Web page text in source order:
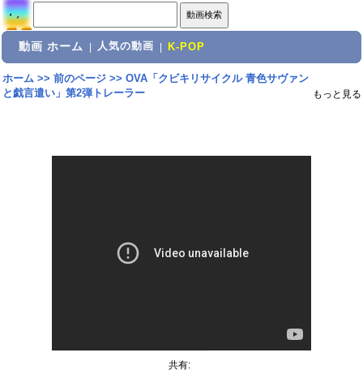
動画 ホーム 人気の動画 K-POP
ホーム>> 前のページ>> OVA「クビキリサイクル 青色サヴァン
と戯言遣い」第2弾トレーラー
もっと見る
共有: